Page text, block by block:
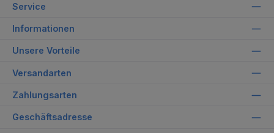
Service
Informationen
Unsere Vorteile
Versandarten
Zahlungsarten
Geschäftsadresse